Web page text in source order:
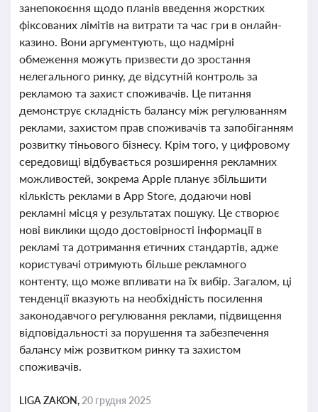
занепокоєння щодо планів введення жорстких
фіксованих лімітів на витрати та час гри в онлайн-
казино. Вони аргументують, що надмірні
обмеження можуть призвести до зростання
нелегального ринку, де відсутній контроль за
рекламою та захист споживачів. Це питання
демонструє складність балансу між регулюванням
реклами, захистом прав споживачів та запобіганням
розвитку тіньового бізнесу. Крім того, у цифровому
середовищі відбувається розширення рекламних
можливостей, зокрема Apple планує збільшити
кількість реклами в App Store, додаючи нові
рекламні місця у результатах пошуку. Це створює
нові виклики щодо достовірності інформації в
рекламі та дотримання етичних стандартів, адже
користувачі отримують більше рекламного
контенту, що може впливати на їх вибір. Загалом, ці
тенденції вказують на необхідність посилення
законодавчого регулювання реклами, підвищення
відповідальності за порушення та забезпечення
балансу між розвитком ринку та захистом
споживачів.
LIGA ZAKON, 20 грудня 2025